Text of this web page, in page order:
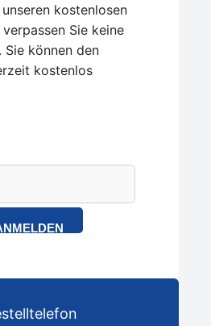
kostenlosen
Sie keine
Sie können den
kostenlos